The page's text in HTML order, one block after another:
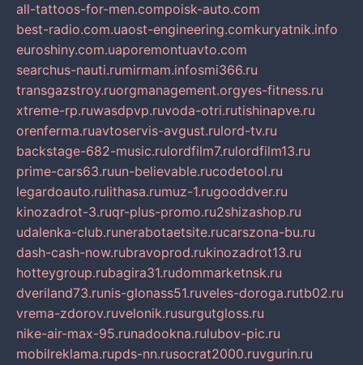
all-tattoos-for-men.compoisk-auto.com
best-radio.com.uaost-engineering.comkuryatnik.info
euroshiny.com.uaporemontuavto.com
searchus-nauti.rumirmam.infosmi366.ru
transgazstroy.ruorgmanagement.orgyes-fitness.ru
xtreme-rp.ruwasdpvp.ruvoda-otri.rutishinapve.ru
orenferma.ruavtoservis-avgust.rulord-tv.ru
backstage-682-music.rulordfilm7.rulordfilm13.ru
prime-cars63.ruun-believable.rucodetool.ru
legardoauto.rulithasa.rumuz-1.rugooddver.ru
kinozadrot-3.ruqr-plus-promo.ru2shizashop.ru
udalenka-club.runerabotaetsite.rucarszona-bu.ru
dash-cash-now.rubravoprod.rukinozadrot13.ru
hotteygroup.rubagira31.rudommarketnsk.ru
dveriland73.runis-glonass51.ruveles-doroga.rutb02.ru
vrema-zdorov.ruvelonik.rusurgutgloss.ru
nike-air-max-95.runadookna.rulubov-pic.ru
mobilreklama.rupds-nn.rusocrat2000.ruvgurin.ru